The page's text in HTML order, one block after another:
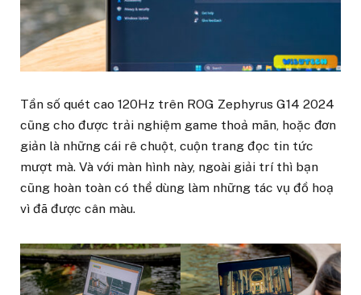
Tần số quét cao 120Hz trên ROG Zephyrus G14 2024
cũng cho được trải nghiệm game thoả mãn, hoặc đơn
giản là những cái rê chuột, cuộn trang đọc tin tức
mượt mà. Và với màn hình này, ngoài giải trí thì bạn
cũng hoàn toàn có thể dùng làm những tác vụ đồ hoạ
vì đã được cân màu.